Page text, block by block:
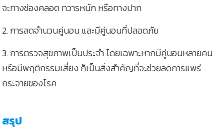
จะทางช่องคลอด ทวารหนัก หรือทางปาก
2. การลดจำนวนคู่นอน และมีคู่นอนที่ปลอดภัย
3. การตรวจสุขภาพเป็นประจำ โดยเฉพาะหากมีคู่นอนหลายคน
หรือมีพฤติกรรมเสี่ยง ก็เป็นสิ่งสำคัญที่จะช่วยลดการแพร่
กระจายของโรค
สรุป